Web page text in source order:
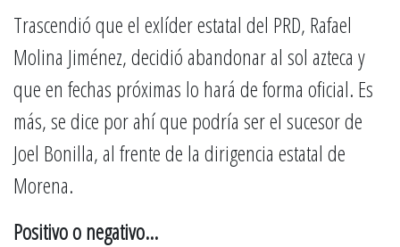
Trascendió que el exlíder estatal del PRD, Rafael
Molina Jiménez, decidió abandonar al sol azteca y
que en fechas próximas lo hará de forma oficial. Es
más, se dice por ahí que podría ser el sucesor de
Joel Bonilla, al frente de la dirigencia estatal de
Morena.
Positivo o negativo…